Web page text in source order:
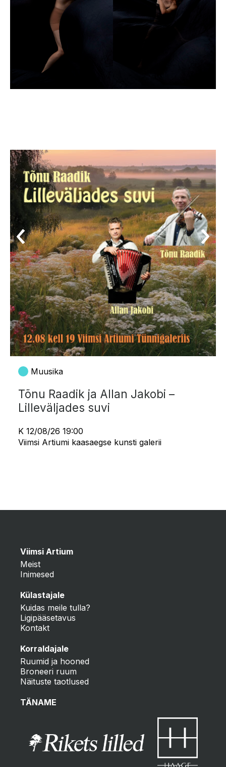
Muusika
Tõnu Raadik ja Allan Jakobi –
Lilleväljades suvi
K 12/08/26 19:00
Viimsi Artiumi kaasaegse kunsti galerii
Viimsi Artium
Meist
Inimesed
Külastajale
Kuidas meile tulla?
Ligipääsetavus
Kontakt
Korraldajale
Ruumid ja hooned
Broneeri ruum
Näituste taotlused
TÄNAME